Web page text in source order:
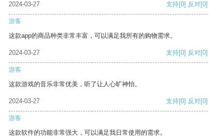
2024-03-27 支持[0] 反对[0]
游客
这款app的商品种类非常丰富，可以满足我所有的购物需求。
2024-03-27 支持[0] 反对[0]
游客
这款游戏的音乐非常优美，听了让人心旷神怡。
2024-03-27 支持[0] 反对[0]
游客
这款软件的功能非常强大，可以满足我日常使用的需求。